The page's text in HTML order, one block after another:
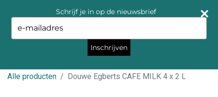
Alle producten Douwe Egberts CAFE MILK 4 x 2 L
Schrijf je in op de nieuwsbrief
your
email
Inschrijven